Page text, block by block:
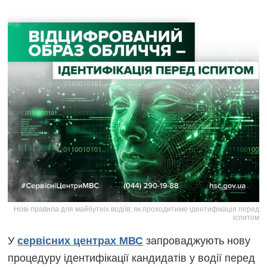
Нові правила для майбутніх водіїв: як проходитиме ідентифікація перед
іспитом
Усервісних центрах МВСзапроваджують нову
процедуру ідентифікації кандидатів у водії перед